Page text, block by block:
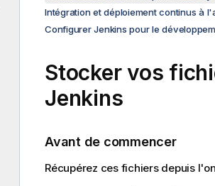
Intégration et déploiement continus à
Configurer Jenkins pour le
Stocker vos
Jenkins
Avant de commencer
Récupérez ces fichiers depuis